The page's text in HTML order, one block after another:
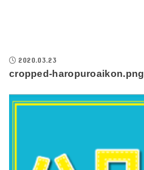
2020.03.23
cropped-haropuroaikon.png